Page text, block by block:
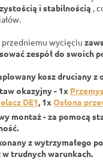
i stabilnością ,
przedniemu wycięciu
zespół do swoich
kosz druciany
okazyjny - 1x
DE1, 1xOsłona
montaż - za pomocą
z wytrzymałego
w trudnych warunkach.